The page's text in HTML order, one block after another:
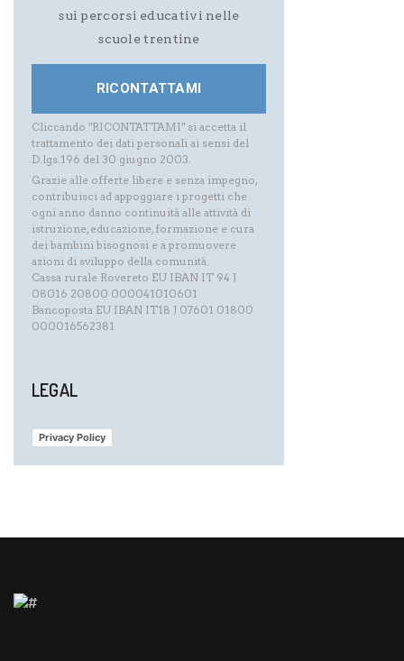
sui percorsi educativi nelle
scuole trentine
Cliccando "RICONTATTAMI" si accetta il
trattamento dei dati personali ai sensi del
D.lgs.196 del 30 giugno 2003.
Grazie alle offerte libere e senza impegno,
contribuisci ad appoggiare i progetti che
ogni anno danno continuità alle attività di
istruzione, educazione, formazione e cura
dei bambini bisognosi e a promuovere
azioni di sviluppo della comunità.
Cassa rurale Rovereto EU IBAN IT 94 J
08016 20800 000041010601
Bancoposta EU IBAN IT18 J 07601 01800
000016562381
LEGAL
Privacy Policy